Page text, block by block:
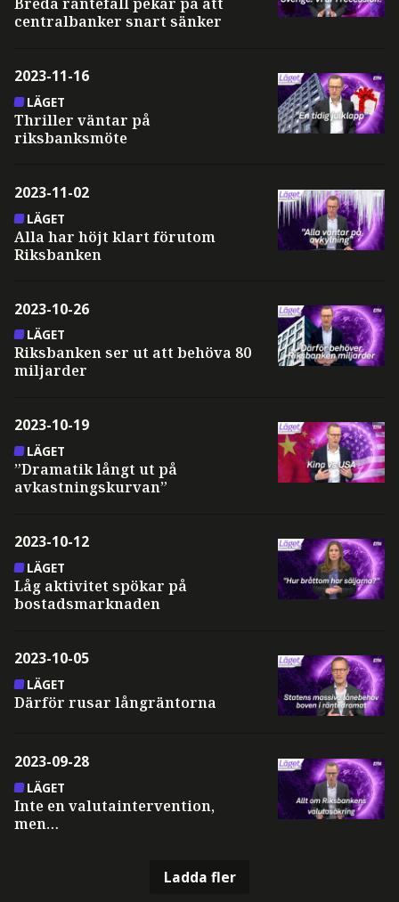
centralbanker snart sänker
2023-11-16
LÄGET
Thriller väntar på
riksbanksmöte
2023-11-02
LÄGET
Alla har höjt klart förutom
Riksbanken
2023-10-26
LÄGET
Riksbanken ser ut att behöva 80
miljarder
2023-10-19
LÄGET
”Dramatik långt ut på
avkastningskurvan”
2023-10-12
LÄGET
Låg aktivitet spökar på
bostadsmarknaden
2023-10-05
LÄGET
Därför rusar långräntorna
2023-09-28
LÄGET
Inte en valutaintervention,
men…
Ladda fler